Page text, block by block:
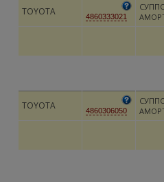
TOYOTA 4860333021
TOYOTA 4860306050